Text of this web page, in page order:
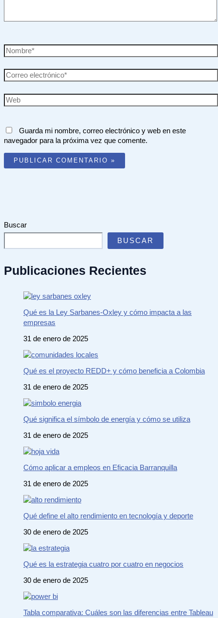
Nombre*
Correo
electrónico*
Web
Guarda mi nombre, correo electrónico y web en este
navegador para la próxima vez que comente.
Buscar
BUSCAR
Publicaciones Recientes
Qué es la Ley Sarbanes-Oxley y cómo impacta a las
empresas
31 de enero de 2025
Qué es el proyecto REDD+ y cómo beneficia a Colombia
31 de enero de 2025
Qué significa el símbolo de energía y cómo se utiliza
31 de enero de 2025
Cómo aplicar a empleos en Eficacia Barranquilla
31 de enero de 2025
Qué define el alto rendimiento en tecnología y deporte
30 de enero de 2025
Qué es la estrategia cuatro por cuatro en negocios
30 de enero de 2025
Tabla comparativa: Cuáles son las diferencias entre Tableau